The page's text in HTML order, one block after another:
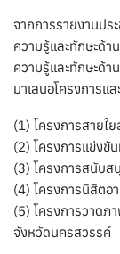
จากการรายงานป
ความรู้และทักษะด้
ความรู้และทักษะด้
มาเสนอโครงการแ
(1) โครงการสายใ
(2) โครงการแข่งขั
(3) โครงการสนับส
(4) โครงการนิสิตอ
(5) โครงการวาดภ
จังหวัดนครสวรรค์